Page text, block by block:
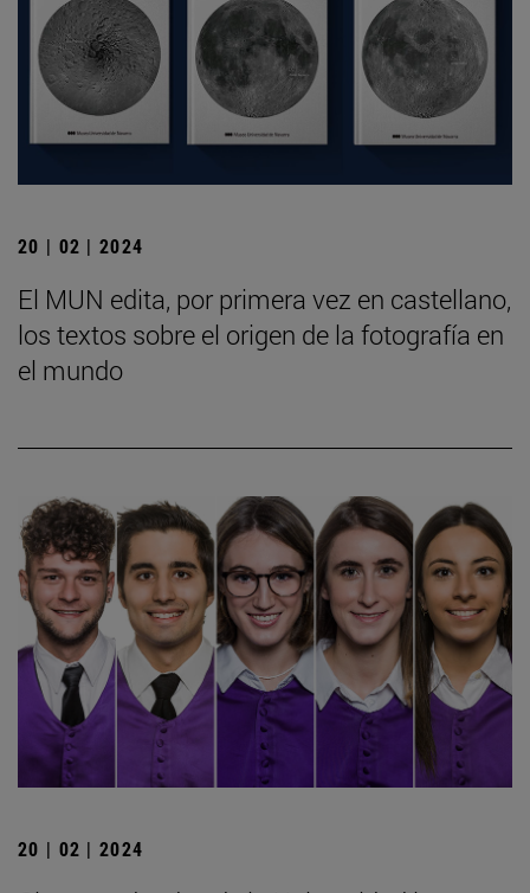
20 | 02 | 2024
El MUN edita, por primera vez en castellano,
los textos sobre el origen de la fotografía en
el mundo
20 | 02 | 2024